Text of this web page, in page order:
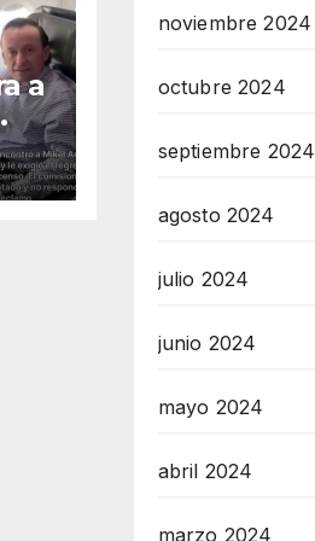
a
noviembre 2024
octubre 2024
septiembre 2024
agosto 2024
julio 2024
junio 2024
mayo 2024
abril 2024
marzo 2024